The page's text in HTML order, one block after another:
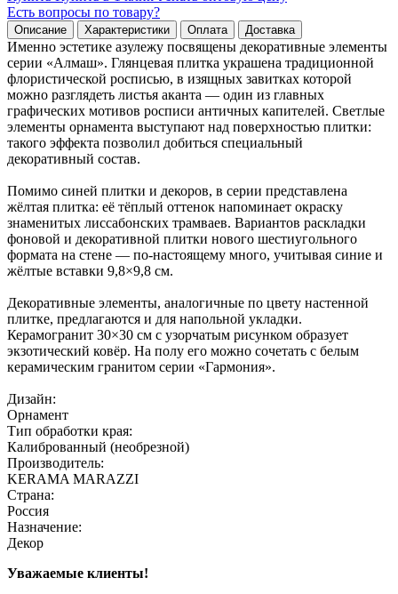
Есть вопросы по товару?
Описание Характеристики Оплата Доставка
Именно эстетике азулежу посвящены декоративные элементы
серии «Алмаш». Глянцевая плитка украшена традиционной
флористической росписью, в изящных завитках которой
можно разглядеть листья аканта — один из главных
графических мотивов росписи античных капителей. Светлые
элементы орнамента выступают над поверхностью плитки:
такого эффекта позволил добиться специальный
декоративный состав.
Помимо синей плитки и декоров, в серии представлена
жёлтая плитка: её тёплый оттенок напоминает окраску
знаменитых лиссабонских трамваев. Вариантов раскладки
фоновой и декоративной плитки нового шестиугольного
формата на стене — по-настоящему много, учитывая синие и
жёлтые вставки 9,8×9,8 см.
Декоративные элементы, аналогичные по цвету настенной
плитке, предлагаются и для напольной укладки.
Керамогранит 30×30 см с узорчатым рисунком образует
экзотический ковёр. На полу его можно сочетать с белым
керамическим гранитом серии «Гармония».
Дизайн:
Орнамент
Тип обработки края:
Калиброванный (необрезной)
Производитель:
KERAMA MARAZZI
Страна:
Россия
Назначение:
Декор
Уважаемые клиенты!